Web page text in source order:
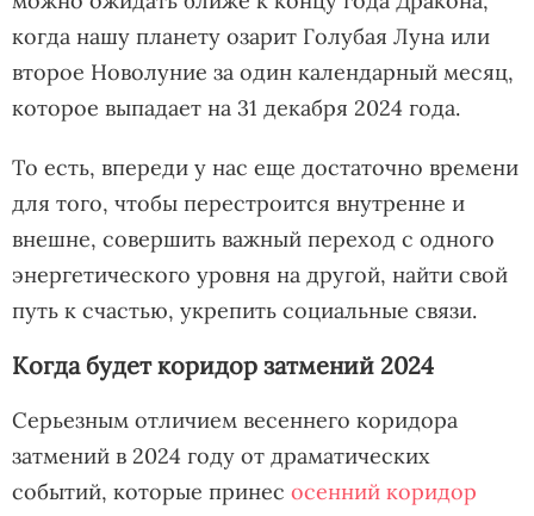
когда нашу планету озарит Голубая Луна или
второе Новолуние за один календарный месяц,
которое выпадает на 31 декабря 2024 года.
То есть, впереди у нас еще достаточно времени
для того, чтобы перестроится внутренне и
внешне, совершить важный переход с одного
энергетического уровня на другой, найти свой
путь к счастью, укрепить социальные связи.
Когда будет коридор затмений 2024
Серьезным отличием весеннего коридора
затмений в 2024 году от драматических
событий, которые принес осенний коридор